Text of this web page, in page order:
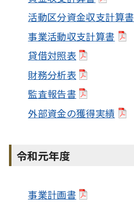
活動区分資金収支計算書
事業活動収支計算書
貸借対照表
財務分析表
監査報告書
外部資金の獲得実績
令和元年度
事業計画書